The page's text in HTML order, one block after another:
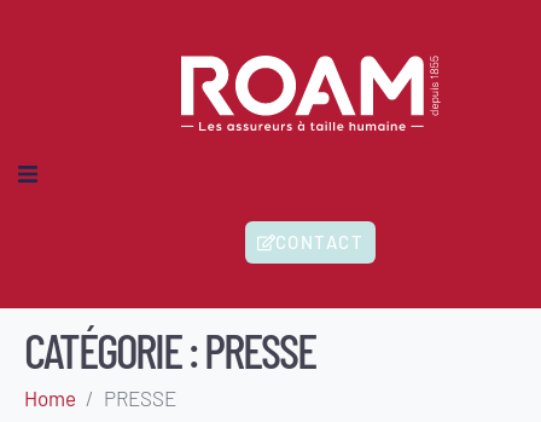
CONTACT
CATÉGORIE :PRESSE
Home PRESSE